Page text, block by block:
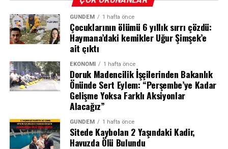
GÜNDEM 1 hafta önce
Çocuklarının ölümü 6 yıllık sırrı çözdü:
Haymana’daki kemikler Uğur Şimşek’e
ait çıktı
EKONOMI 1 hafta önce
Doruk Madencilik İşçilerinden Bakanlık
Önünde Sert Eylem: “Perşembe’ye Kadar
Gelişme Yoksa Farklı Aksiyonlar
Alacağız”
GÜNDEM 1 hafta önce
Sitede Kaybolan 2 Yaşındaki Kadir,
Havuzda Ölü Bulundu